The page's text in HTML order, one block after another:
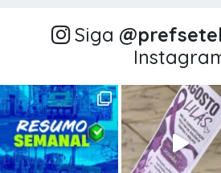
Siga